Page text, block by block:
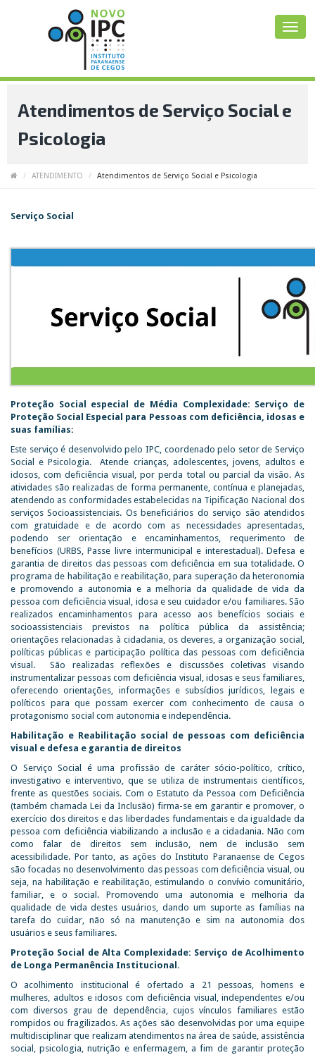
Atendimentos de Serviço Social e
Psicologia
ATENDIMENTO Atendimentos de Serviço Social e Psicologia
Serviço Social
Proteção Social especial de Média Complexidade: Serviço de
Proteção Social Especial para Pessoas com deficiência, idosas e
suas famílias:
Este serviço é desenvolvido pelo IPC, coordenado pelo setor de Serviço
Social e Psicologia. Atende crianças, adolescentes, jovens, adultos e
idosos, com deficiência visual, por perda total ou parcial da visão. As
atividades são realizadas de forma permanente, contínua e planejadas,
atendendo as conformidades estabelecidas na Tipificação Nacional dos
serviços Socioassistenciais. Os beneficiários do serviço são atendidos
com gratuidade e de acordo com as necessidades apresentadas,
podendo ser orientação e encaminhamentos, requerimento de
benefícios (URBS, Passe livre intermunicipal e interestadual). Defesa e
garantia de direitos das pessoas com deficiência em sua totalidade. O
programa de habilitação e reabilitação, para superação da heteronomia
e promovendo a autonomia e a melhoria da qualidade de vida da
pessoa com deficiência visual, idosa e seu cuidador e/ou familiares. São
realizados encaminhamentos para acesso aos benefícios sociais e
socioassistenciais previstos na política pública da assistência;
orientações relacionadas à cidadania, os deveres, a organização social,
políticas públicas e participação política das pessoas com deficiência
visual. São realizadas reflexões e discussões coletivas visando
instrumentalizar pessoas com deficiência visual, idosas e seus familiares,
oferecendo orientações, informações e subsídios jurídicos, legais e
políticos para que possam exercer com conhecimento de causa o
protagonismo social com autonomia e independência.
Habilitação e Reabilitação social de pessoas com deficiência
visual e defesa e garantia de direitos
O Serviço Social é uma profissão de caráter sócio-político, crítico,
investigativo e interventivo, que se utiliza de instrumentais científicos,
frente as questões sociais. Com o Estatuto da Pessoa com Deficiência
(também chamada Lei da Inclusão) firma-se em garantir e promover, o
exercício dos direitos e das liberdades fundamentais e da igualdade da
pessoa com deficiência viabilizando a inclusão e a cidadania. Não com
como falar de direitos sem inclusão, nem de inclusão sem
acessibilidade. Por tanto, as ações do Instituto Paranaense de Cegos
são focadas no desenvolvimento das pessoas com deficiência visual, ou
seja, na habilitação e reabilitação, estimulando o convívio comunitário,
familiar, e o social. Promovendo uma autonomia e melhoria da
qualidade de vida destes usuários, dando um suporte as famílias na
tarefa do cuidar, não só na manutenção e sim na autonomia dos
usuários e seus familiares.
Proteção Social de Alta Complexidade: Serviço de Acolhimento
de Longa Permanência Institucional.
O acolhimento institucional é ofertado a 21 pessoas, homens e
mulheres, adultos e idosos com deficiência visual, independentes e/ou
com diversos grau de dependência, cujos vínculos familiares estão
rompidos ou fragilizados. As ações são desenvolvidas por uma equipe
multidisciplinar que realizam atendimentos na área de saúde, assistência
social, psicologia, nutrição e enfermagem, a fim de garantir proteção